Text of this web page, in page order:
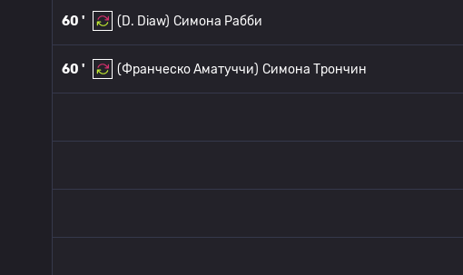
60 ' (D. Diaw) Симона Рабби
60 ' (Франческо Аматуччи) Симона Трончин